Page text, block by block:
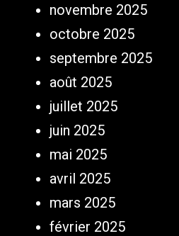
novembre 2025
octobre 2025
septembre 2025
août 2025
juillet 2025
juin 2025
mai 2025
avril 2025
mars 2025
février 2025